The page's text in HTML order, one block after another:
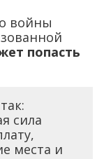
войны
попасть
сила
места и